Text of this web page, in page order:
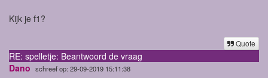
Kijk je f1?
Quote
RE: spelletje: Beantwoord de vraag
Dano schreef op: 29-09-2019 15:11:38